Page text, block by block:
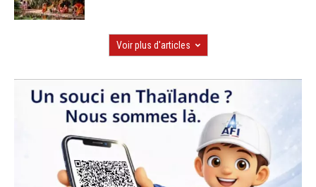
Voir plus d'articles